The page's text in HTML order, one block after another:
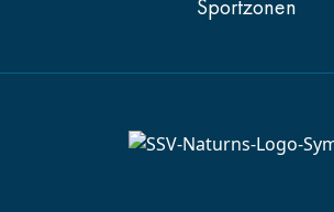
Sportzonen